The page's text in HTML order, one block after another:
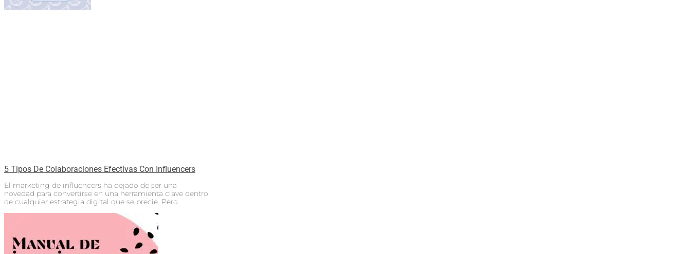
5 Tipos De Colaboraciones Efectivas Con Influencers
El marketing de influencers ha dejado de ser una
novedad para convertirse en una herramienta clave dentro
de cualquier estrategia digital que se precie. Pero